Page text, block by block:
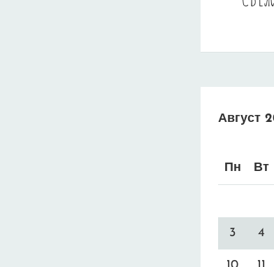
Август
Пн Вт
3 4